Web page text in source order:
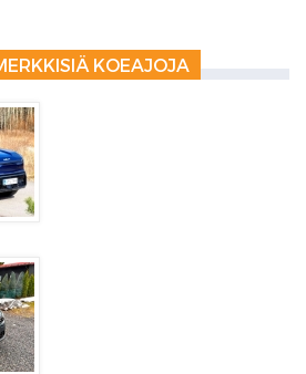
KOEAJOJA